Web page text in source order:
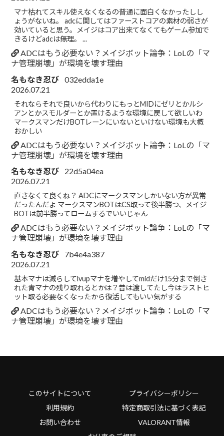
マナ枯れてスキル使えなくなるの普通に面白くなかったしし
ょうがないね。 adcに関してはファーストコアの素材の弱さが
効いていると思う。メイジはコア出来てなくてもゲーム参加で
きるけどadcは無理。 ...
ADCはもう必要ない？メイジボット論争：LoLの「マ
ナ管理崩壊」が環境を壊す理由
名もなき忍び 032edda1e
2026.07.21
それならそれで良いから代わりにもっとMIDにゼリとかルシ
アンとかスモルダーとか置けるような環境に戻して欲しいわ
マークスマンだけBOTレーンにいないといけない環境も大概
おかしい
ADCはもう必要ない？メイジボット論争：LoLの「マ
ナ管理崩壊」が環境を壊す理由
名もなき忍び
22d5a04ea
2026.07.21
直さなくて良くね？ ADCにマークスマンしかいない方が異常
だったんだよ マークスマンBOTはCS取って後半勝つ、メイジ
BOTは前半勝ってロームするでいいじゃん
ADCはもう必要ない？メイジボット論争：LoLの「マ
ナ管理崩壊」が環境を壊す理由
名もなき忍び
7b4e4a387
2026.07.21
基本マナは減らしてlvupマナを増やしてmidだけ15分まで倒さ
れた青マナの残り取れるとかは？昔は渡してたし今はラストヒ
ット取る必要なくなったから復活してもいい気がする
ADCはもう必要ない？メイジボット論争：LoLの「マ
ナ管理崩壊」が環境を壊す理由
このサイトについて
プライバシーポリシー
利用規約
特定商取引法に基づく表記
お問い合わせ
VALORANT情報